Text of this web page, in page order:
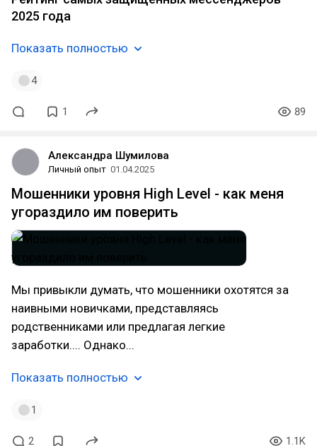
2025 года
Показать полностью
4
1 89
Александра Шумилова
Личный опыт 01.04.2025
Мошенники уровня High Level - как меня
угораздило им поверить
Мы привыкли думать, что мошенники охотятся за
наивными новичками, представляясь
родственниками или предлагая легкие
заработки.... Однако...
Показать полностью
1
2 1.1K